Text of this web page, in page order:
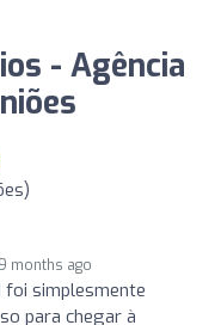
- Agência
9 months ago
foi simplesmente
para chegar à